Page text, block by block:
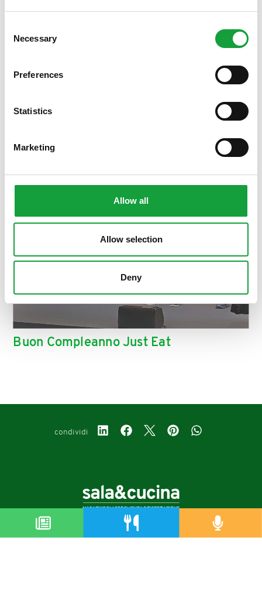
Selection
Necessary
Preferences
Statistics
Marketing
Allow all
Allow selection
Deny
Di seguito tutti i contenuti taggati con:
Buon Compleanno Just Eat
condividi
Copyright © 2019-2026
ISCRIVITI ALLA NEWSLETTER
Resta aggiornato su tutte le ultime novita nel campo